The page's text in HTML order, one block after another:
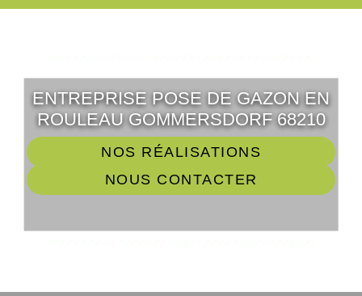
ENTREPRISE POSE DE GAZON EN
ROULEAU GOMMERSDORF 68210
NOS RÉALISATIONS
NOUS CONTACTER